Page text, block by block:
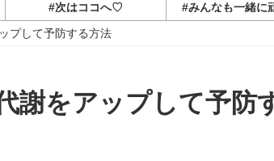
#次はココへ♡ #みんなも一緒に
プして予防する方法
謝をアップして予防